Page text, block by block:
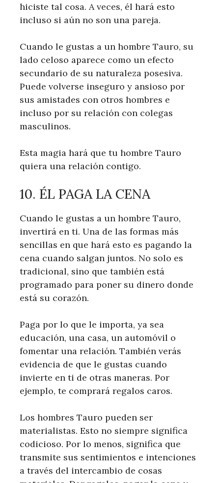
hiciste tal cosa. A veces, él hará esto
incluso si aún no son una pareja.
Cuando le gustas a un hombre Tauro, su
lado celoso aparece como un efecto
secundario de su naturaleza posesiva.
Puede volverse inseguro y ansioso por
sus amistades con otros hombres e
incluso por su relación con colegas
masculinos.
Esta magia hará que tu hombre Tauro
quiera una relación contigo.
10. ÉL PAGA LA CENA
Cuando le gustas a un hombre Tauro,
invertirá en ti. Una de las formas más
sencillas en que hará esto es pagando la
cena cuando salgan juntos. No solo es
tradicional, sino que también está
programado para poner su dinero donde
está su corazón.
Paga por lo que le importa, ya sea
educación, una casa, un automóvil o
fomentar una relación. También verás
evidencia de que le gustas cuando
invierte en ti de otras maneras. Por
ejemplo, te comprará regalos caros.
Los hombres Tauro pueden ser
materialistas. Esto no siempre significa
codicioso. Por lo menos, significa que
transmite sus sentimientos e intenciones
a través del intercambio de cosas